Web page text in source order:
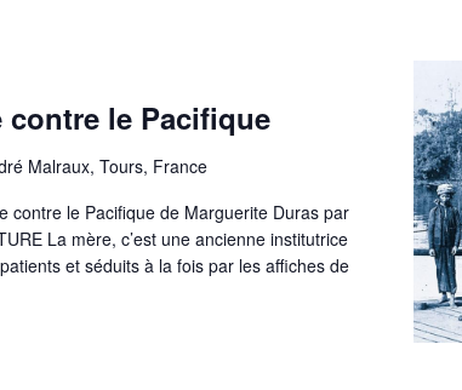
contre le Pacifique
Malraux, Tours, France
contre le Pacifique de Marguerite Duras par
La mère, c’est une ancienne institutrice
et séduits à la fois par les affiches de